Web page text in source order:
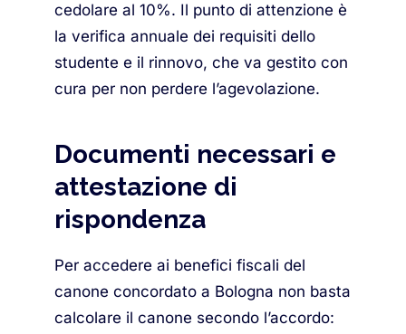
cedolare al 10%. Il punto di attenzione è
la verifica annuale dei requisiti dello
studente e il rinnovo, che va gestito con
cura per non perdere l’agevolazione.
Documenti necessari e
attestazione di
rispondenza
Per accedere ai benefici fiscali del
canone concordato a Bologna non basta
calcolare il canone secondo l’accordo: